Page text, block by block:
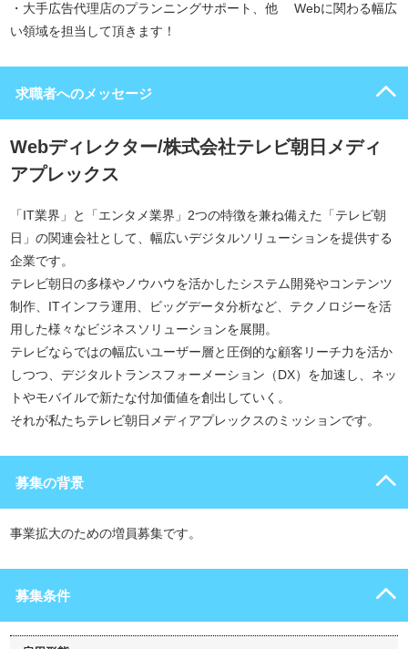
・大手広告代理店のプランニングサポート、他 Webに関わる幅広
い領域を担当して頂きます！
求職者へのメッセージ
Webディレクター/株式会社テレビ朝日メディ
アプレックス
「IT業界」と「エンタメ業界」2つの特徴を兼ね備えた「テレビ朝
日」の関連会社として、幅広いデジタルソリューションを提供する
企業です。
テレビ朝日の多様やノウハウを活かしたシステム開発やコンテンツ
制作、ITインフラ運用、ビッグデータ分析など、テクノロジーを活
用した様々なビジネスソリューションを展開。
テレビならではの幅広いユーザー層と圧倒的な顧客リーチ力を活か
しつつ、デジタルトランスフォーメーション（DX）を加速し、ネッ
トやモバイルで新たな付加価値を創出していく。
それが私たちテレビ朝日メディアプレックスのミッションです。
募集の背景
事業拡大のための増員募集です。
募集条件